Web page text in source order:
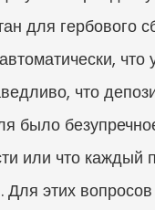
для гербового
что
что
было
или что каждый
этих